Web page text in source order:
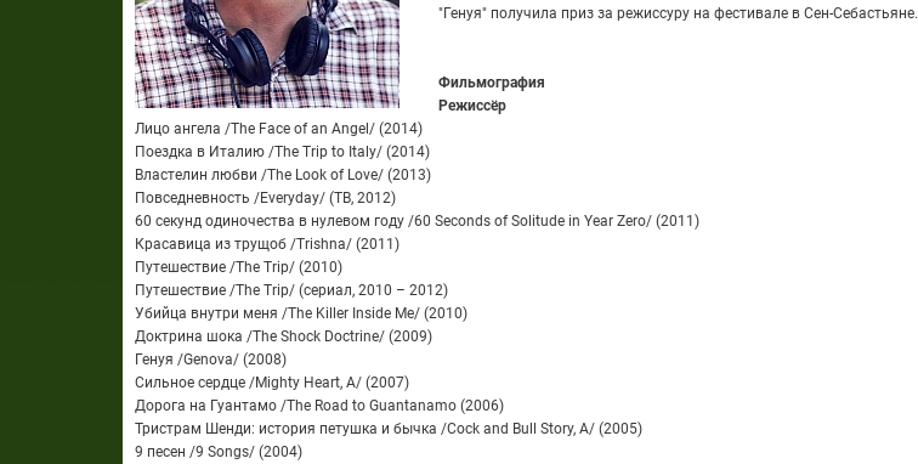
"Генуя" получила приз за режиссуру на фестивале в Сен-Себастьяне.
Фильмография
Режиссёр
Лицо ангела /The Face of an Angel/ (2014)
Поездка в Италию /The Trip to Italy/ (2014)
Властелин любви /The Look of Love/ (2013)
Повседневность /Everyday/ (ТВ, 2012)
60 секунд одиночества в нулевом году /60 Seconds of Solitude in Year Zero/ (2011)
Красавица из трущоб /Trishna/ (2011)
Путешествие /The Trip/ (2010)
Путешествие /The Trip/ (сериал, 2010 – 2012)
Убийца внутри меня /The Killer Inside Me/ (2010)
Доктрина шока /The Shock Doctrine/ (2009)
Генуя /Genova/ (2008)
Сильное сердце /Mighty Heart, A/ (2007)
Дорога на Гуантамо /The Road to Guantanamo (2006)
Тристрам Шенди: история петушка и бычка /Cock and Bull Story, A/ (2005)
9 песен /9 Songs/ (2004)